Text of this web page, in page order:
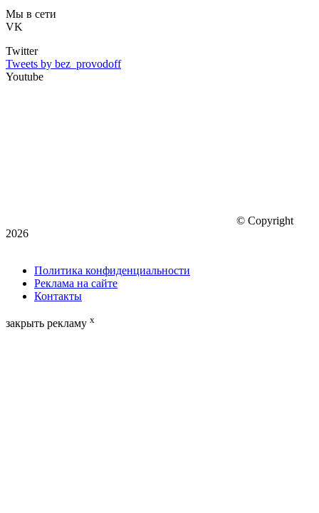
Мы в сети
VK
Twitter
Tweets by bez_provodoff
Youtube
© Copyright
2026
Политика конфиденциальности
Реклама на сайте
Контакты
закрыть рекламу x